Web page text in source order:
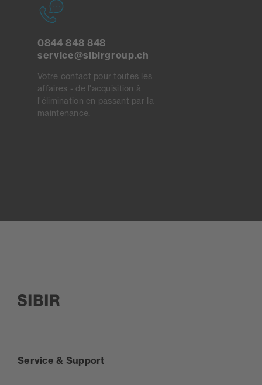
0844 848 848
service@sibirgroup.ch
Votre contact pour toutes les
affaires - de l'acquisition à
l'élimination en passant par la
maintenance.
Service & Support